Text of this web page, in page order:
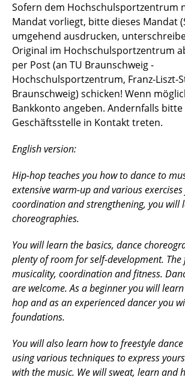
Sofern dem Hochschulsportzentrum
Mandat vorliegt, bitte dieses Mandat
umgehend ausdrucken,
Original im Hochschulsportzentrum
per Post (an TU Braunschweig -
Hochschulsportzentrum, Franz-Liszt-
Braunschweig) schicken! Wenn
Bankkonto angeben. Andernfalls
Geschäftsstelle in Kontakt treten.
English version:
Hip-hop teaches you how to dance to
extensive warm-up and various
coordination and strengthening, you will
choreographies.
You will learn the basics, dance
plenty of room for self-development. The
musicality, coordination and fitness.
are welcome. As a beginner you will
hop and as an experienced dancer you
foundations.
You will also learn how to freestyle
using various techniques to express
with the music. We will sweat, learn and